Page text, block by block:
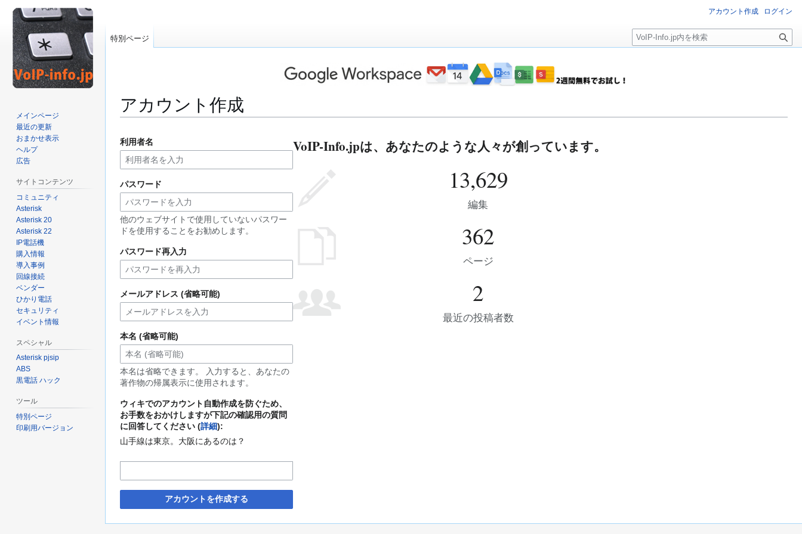
アカウント作成
ビ
ゲ
ー
シ
ン
に
移
動
索
に
移
動
利用者名
パスワード
他のウェブサイトで使用していないパスワー
ドを使用することをお勧めします。
パスワード再入力
メールアドレス (省略可能)
本名 (省略可能)
本名は省略できます。 入力すると、あなたの
著作物の帰属表示に使用されます。
ウィキでのアカウント自動作成を防ぐため、
お手数をおかけしますが下記の確認用の質問
に回答してください (詳細):
山手線は東京。大阪にあるのは？
アカウントを作成する
VoIP-Info.jpは、あなたのような人々が創っています。
13,629
編集
362
ページ
2
最近の投稿者数
アカウント作成 ログイン
特別ページ
検
索
メインページ
最近の更新
おまかせ表示
ヘルプ
広告
サイトコンテンツ
コミュニティ
Asterisk
Asterisk 20
Asterisk 22
IP電話機
購入情報
導入事例
回線接続
ベンダー
ひかり電話
セキュリティ
イベント情報
スペシャル
Asterisk pjsip
ABS
黒電話 ハック
ツール
特別ページ
印刷用バージョン